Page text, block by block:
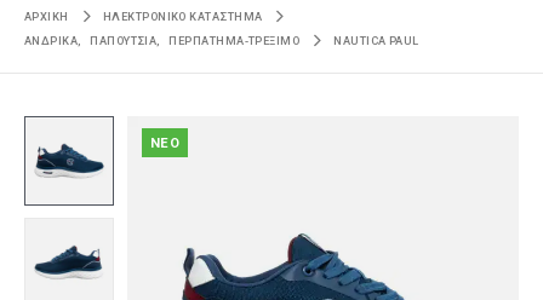
ΑΡΧΙΚΉ
ΗΛΕΚΤΡΟΝΙΚΌ ΚΑΤΆΣΤΗΜΑ
ΑΝΔΡΙΚΑ
ΠΑΠΟΥΤΣΙΑ ΠΕΡΠΑΤΗΜΑ-ΤΡΕΞΙΜΟ NAUTICA PAUL
NEO